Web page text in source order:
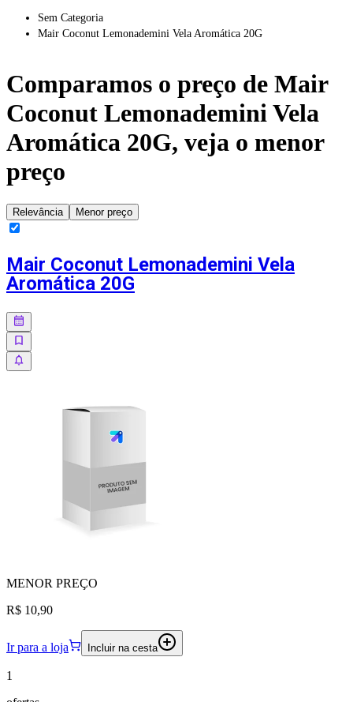
Sem Categoria
Mair Coconut Lemonademini Vela Aromática 20G
Comparamos o preço de Mair
Coconut Lemonademini Vela
Aromática 20G, veja o menor
preço
Relevância Menor preço
Mair Coconut Lemonademini Vela
Aromática 20G
MENOR PREÇO
R$ 10,90
Ir para a loja Incluir na cesta
1